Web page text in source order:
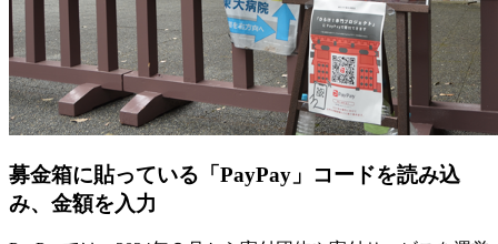
募金箱に貼っている「PayPay」コードを読み込
み、金額を入力